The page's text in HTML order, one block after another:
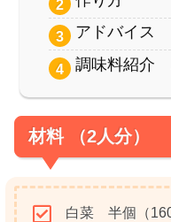
アドバイス
調味料紹介
材料 （2人分）
白菜 半個（